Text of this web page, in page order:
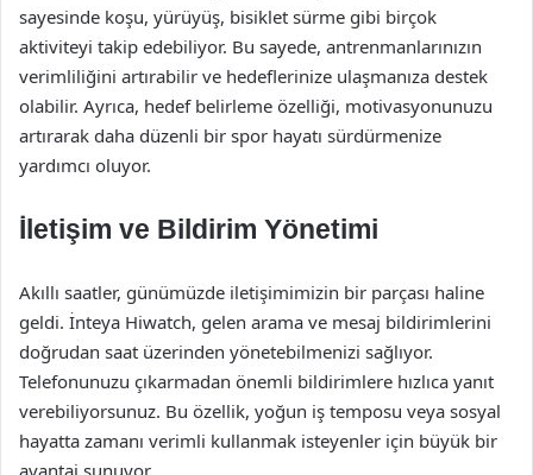
sayesinde koşu, yürüyüş, bisiklet sürme gibi birçok
aktiviteyi takip edebiliyor. Bu sayede, antrenmanlarınızın
verimliliğini artırabilir ve hedeflerinize ulaşmanıza destek
olabilir. Ayrıca, hedef belirleme özelliği, motivasyonunuzu
artırarak daha düzenli bir spor hayatı sürdürmenize
yardımcı oluyor.
İletişim ve Bildirim Yönetimi
Akıllı saatler, günümüzde iletişimimizin bir parçası haline
geldi. İnteya Hiwatch, gelen arama ve mesaj bildirimlerini
doğrudan saat üzerinden yönetebilmenizi sağlıyor.
Telefonunuzu çıkarmadan önemli bildirimlere hızlıca yanıt
verebiliyorsunuz. Bu özellik, yoğun iş temposu veya sosyal
hayatta zamanı verimli kullanmak isteyenler için büyük bir
avantaj sunuyor.